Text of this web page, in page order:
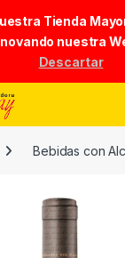
Tienda
nuestra
Descartar
Bebidas con